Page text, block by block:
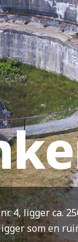
4, ligger ca.
som en